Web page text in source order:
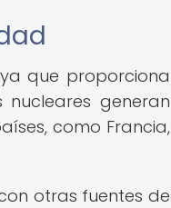
que proporciona
generan
como Francia,
otras fuentes de